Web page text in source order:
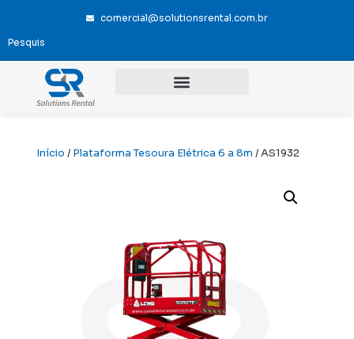
comercial@solutionsrental.com.br
Início / Plataforma Tesoura Elétrica 6 a 8m / AS1932